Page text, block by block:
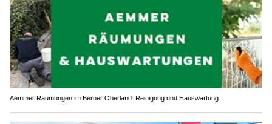
Aemmer Räumungen im Berner Oberland: Reinigung und Hauswartung